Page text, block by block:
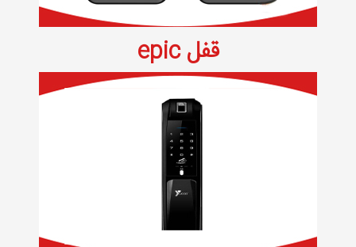
قفل epic